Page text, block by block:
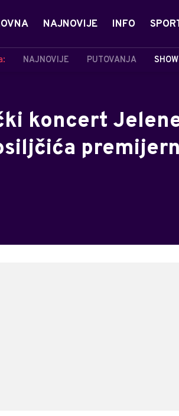
NAJNOVIJE INFO
NAJNOVIJE PUTOVANJA
koncert